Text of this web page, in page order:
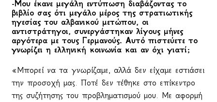
-Μου έκανε μεγάλη εντύπωση διαβάζοντας το
βιβλίο σας ότι μεγάλο μέρος της στρατιωτικής
ηγεσίας του αλβανικού μετώπου, οι
αντιστράτηγοι, συνεργάστηκαν λίγους μήνες
αργότερα με τους Γερμανούς. Αυτό πιστεύετε το
γνωρίζει η ελληνική κοινωνία και αν όχι γιατί;
«Μπορεί να τα γνωρίζαμε, αλλά δεν είχαμε εστιάσει
την προσοχή μας. Ποτέ δεν τέθηκε στο επίκεντρο
της συζήτησης του προβληματισμού μου. Με αφορμή